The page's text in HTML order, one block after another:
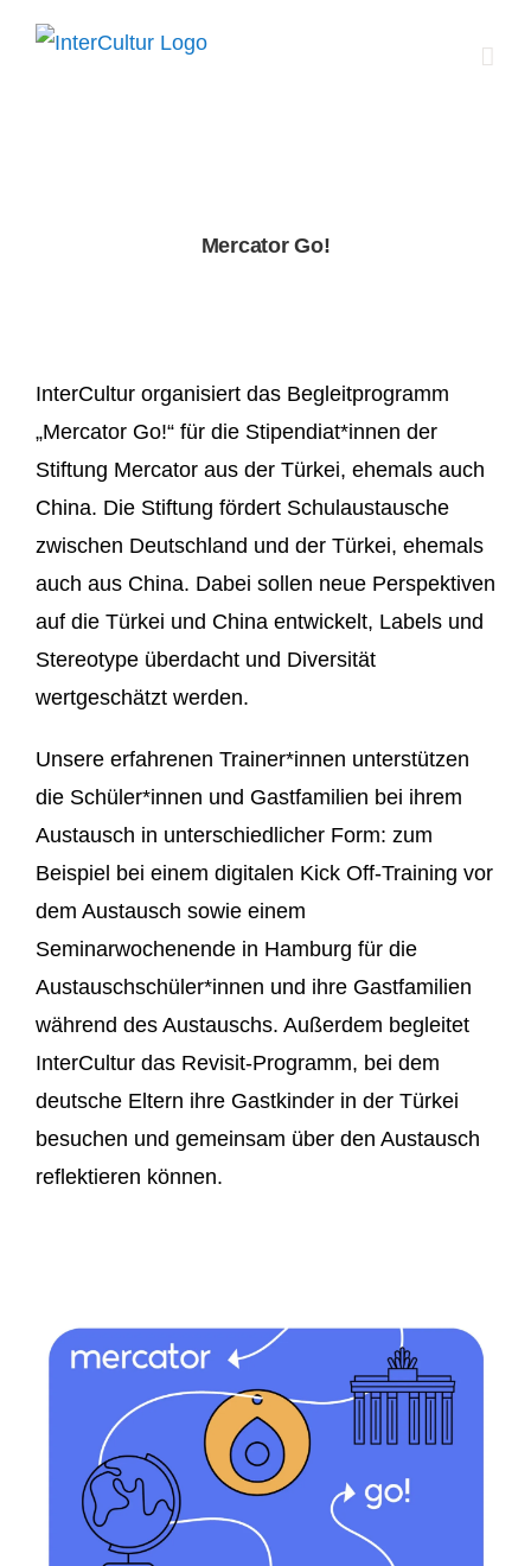
Zum
Mercator Go!
InterCultur organisiert das Begleitprogramm
„Mercator Go!“ für die Stipendiat*innen der
Stiftung Mercator aus der Türkei, ehemals auch
China. Die Stiftung fördert Schulaustausche
zwischen Deutschland und der Türkei, ehemals
auch aus China. Dabei sollen neue Perspektiven
auf die Türkei und China entwickelt, Labels und
Stereotype überdacht und Diversität
wertgeschätzt werden.
Unsere erfahrenen Trainer*innen unterstützen
die Schüler*innen und Gastfamilien bei ihrem
Austausch in unterschiedlicher Form: zum
Beispiel bei einem digitalen Kick Off-Training vor
dem Austausch sowie einem
Seminarwochenende in Hamburg für die
Austauschschüler*innen und ihre Gastfamilien
während des Austauschs. Außerdem begleitet
InterCultur das Revisit-Programm, bei dem
deutsche Eltern ihre Gastkinder in der Türkei
besuchen und gemeinsam über den Austausch
reflektieren können.